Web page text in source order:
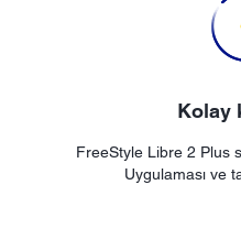
Kolay
FreeStyle Libre 2 Plus
Uygulaması ve